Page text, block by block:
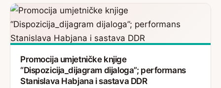
Promocija umjetničke knjige
“Dispozicija_dijagram dijaloga”; performans
Stanislava Habjana i sastava DDR